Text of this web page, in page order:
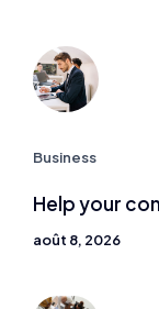
Business
Help your
août 8, 2026